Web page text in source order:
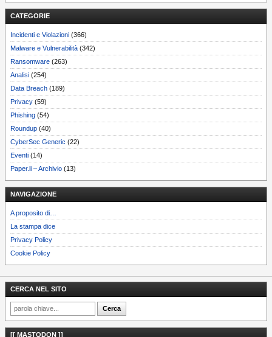
CATEGORIE
Incidenti e Violazioni (366)
Malware e Vulnerabilità (342)
Ransomware (263)
Analisi (254)
Data Breach (189)
Privacy (59)
Phishing (54)
Roundup (40)
CyberSec Generic (22)
Eventi (14)
Paper.li – Archivio (13)
NAVIGAZIONE
A proposito di…
La stampa dice
Privacy Policy
Cookie Policy
CERCA NEL SITO
[[ MASTODON ]]